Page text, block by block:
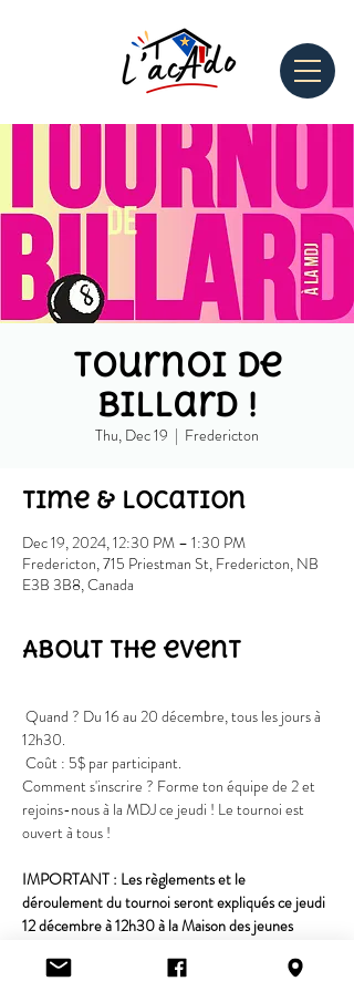
Tournoi de
Billard !
Thu, Dec 19
  |
Fredericton
Time & Location
Dec 19, 2024, 12:30 PM – 1:30 PM
Fredericton, 715 Priestman St, Fredericton, NB
E3B 3B8, Canada
About the event
Quand ? Du 16 au 20 décembre, tous les jours à
12h30.
Coût : 5$ par participant.
Comment s'inscrire ? Forme ton équipe de 2 et
rejoins-nous à la MDJ ce jeudi ! Le tournoi est
ouvert à tous !
IMPORTANT : Les règlements et le
déroulement du tournoi seront expliqués ce jeudi
12 décembre à 12h30 à la Maison des jeunes
être présent à cette réunion.